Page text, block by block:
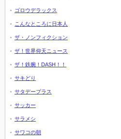
ゴロウデラックス
こんなところに日本人
ザ・ノンフィクション
ザ！世界仰天ニュース
ザ！鉄腕！DASH！！
サキどり
サタデープラス
サッカー
サラメシ
サワコの朝